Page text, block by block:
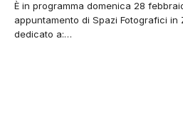
È in programma domenica 28
appuntamento di Spazi Fotografici in
dedicato a:…